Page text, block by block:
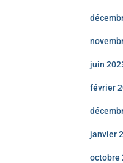
juin
février
janvier
octobre